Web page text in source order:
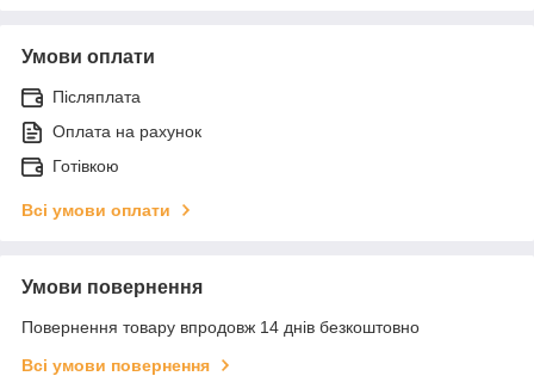
Умови оплати
Післяплата
Оплата на рахунок
Готівкою
Всі умови оплати
Умови повернення
Повернення товару впродовж 14 днів безкоштовно
Всі умови повернення